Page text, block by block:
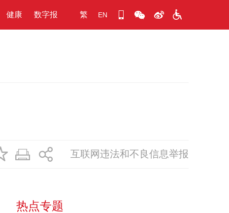
健康 数字报 繁 EN
互联网违法和不良信息举报
热点专题